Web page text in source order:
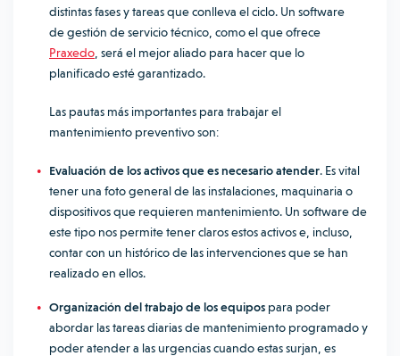
distintas fases y tareas que conlleva el ciclo. Un software
de gestión de servicio técnico, como el que ofrece
Praxedo , será el mejor aliado para hacer que lo
planificado esté garantizado.
Las pautas más importantes para trabajar el
mantenimiento preventivo son:
Evaluación de los activos que es necesario atender. Es vital
tener una foto general de las instalaciones, maquinaria o
dispositivos que requieren mantenimiento. Un software de
este tipo nos permite tener claros estos activos e, incluso,
contar con un histórico de las intervenciones que se han
realizado en ellos.
Organización del trabajo de los equipos para poder
abordar las tareas diarias de mantenimiento programado y
poder atender a las urgencias cuando estas surjan, es